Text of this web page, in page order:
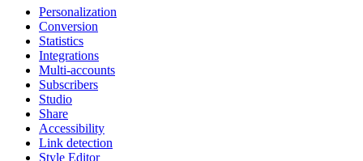
Personalization
Conversion
Statistics
Integrations
Multi-accounts
Subscribers
Studio
Share
Accessibility
Link detection
Style Editor